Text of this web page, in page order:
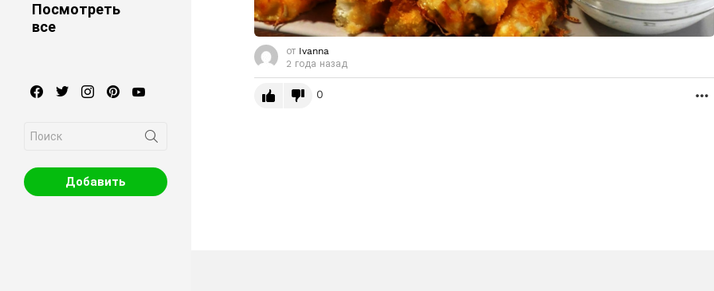
от Ivanna
2 года назад
0
Посмотреть
все
facebooktwitterinstagrampinterest
for:
Добавить